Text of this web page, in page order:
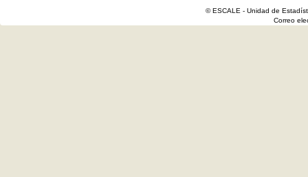
© ESCALE - Unidad de
Correo